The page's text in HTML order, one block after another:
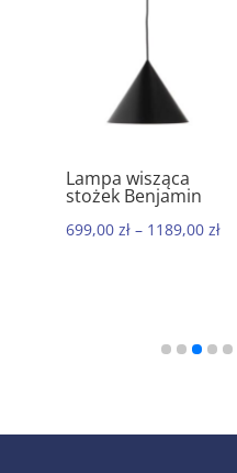
5.00
Lampa wisząca
stożek Benjamin
699,00 zł– 1189,00 zł